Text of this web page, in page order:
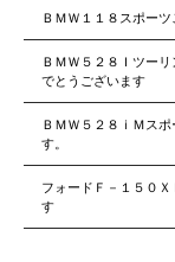
ＢＭＷ１１８スポー
ＢＭＷ５２８Ｉツー
でとうございます
ＢＭＷ５２８ｉＭス
す。
フォードＦ－１５０
す